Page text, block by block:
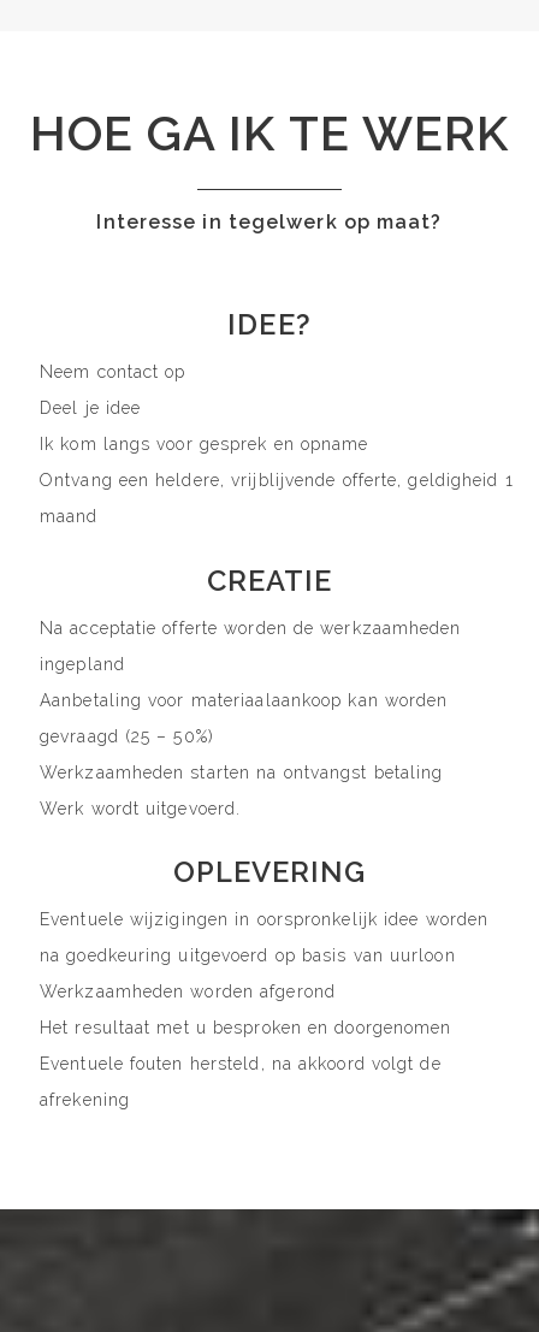
HOE GA IK TE WERK
Interesse in tegelwerk op maat?
IDEE?
Neem contact op
Deel je idee
Ik kom langs voor gesprek en opname
Ontvang een heldere, vrijblijvende offerte, geldigheid 1
maand
CREATIE
Na acceptatie offerte worden de werkzaamheden
ingepland
Aanbetaling voor materiaalaankoop kan worden
gevraagd (25 – 50%)
Werkzaamheden starten na ontvangst betaling
Werk wordt uitgevoerd.
OPLEVERING
Eventuele wijzigingen in oorspronkelijk idee worden
na goedkeuring uitgevoerd op basis van uurloon
Werkzaamheden worden afgerond
Het resultaat met u besproken en doorgenomen
Eventuele fouten hersteld, na akkoord volgt de
afrekening